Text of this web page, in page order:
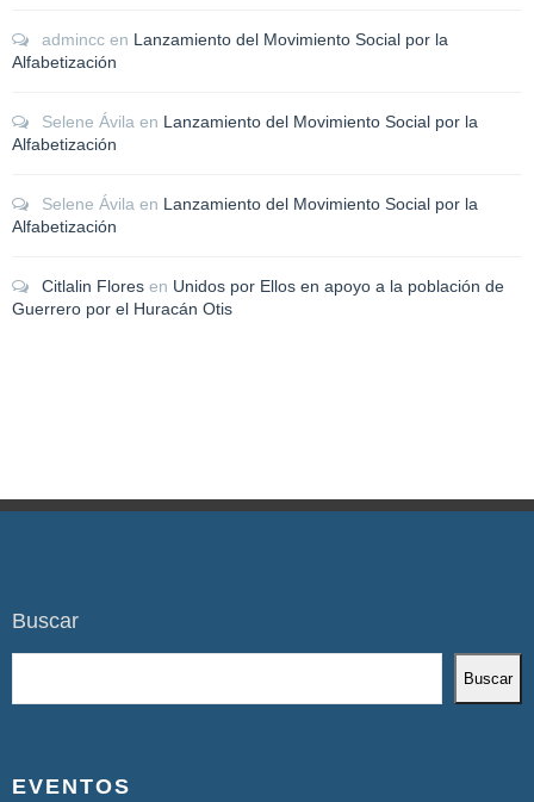
admincc en Lanzamiento del Movimiento Social por la
Alfabetización
Selene Ávila en Lanzamiento del Movimiento Social por la
Alfabetización
Selene Ávila en Lanzamiento del Movimiento Social por la
Alfabetización
Citlalin Flores en Unidos por Ellos en apoyo a la población de
Guerrero por el Huracán Otis
Buscar
Buscar
EVENTOS